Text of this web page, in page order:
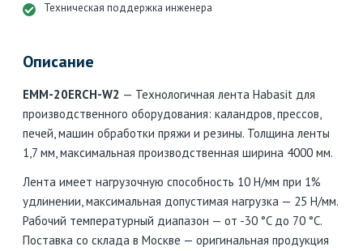
Техническая поддержка инженера
Описание
EMM-20ERCH-W2 — Технологичная лента Habasit для
производственного оборудования: каландров, прессов,
печей, машин обработки пряжи и резины. Толщина ленты
1,7 мм, максимальная производственная ширина 4000 мм.
Лента имеет нагрузочную способность 10 Н/мм при 1%
удлинении, максимальная допустимая нагрузка — 25 Н/мм.
Рабочий температурный диапазон — от -30 °C до 70 °C.
Поставка со склада в Москве — оригинальная продукция